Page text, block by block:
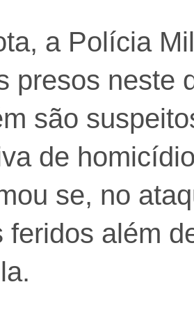
a Polícia
presos neste
são
de
se, no
feridos além